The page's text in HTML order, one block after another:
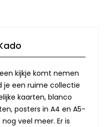
kijkje komt nemen
je een ruime collectie
kaarten, blanco
posters in A4 en A5-
veel meer. Er is